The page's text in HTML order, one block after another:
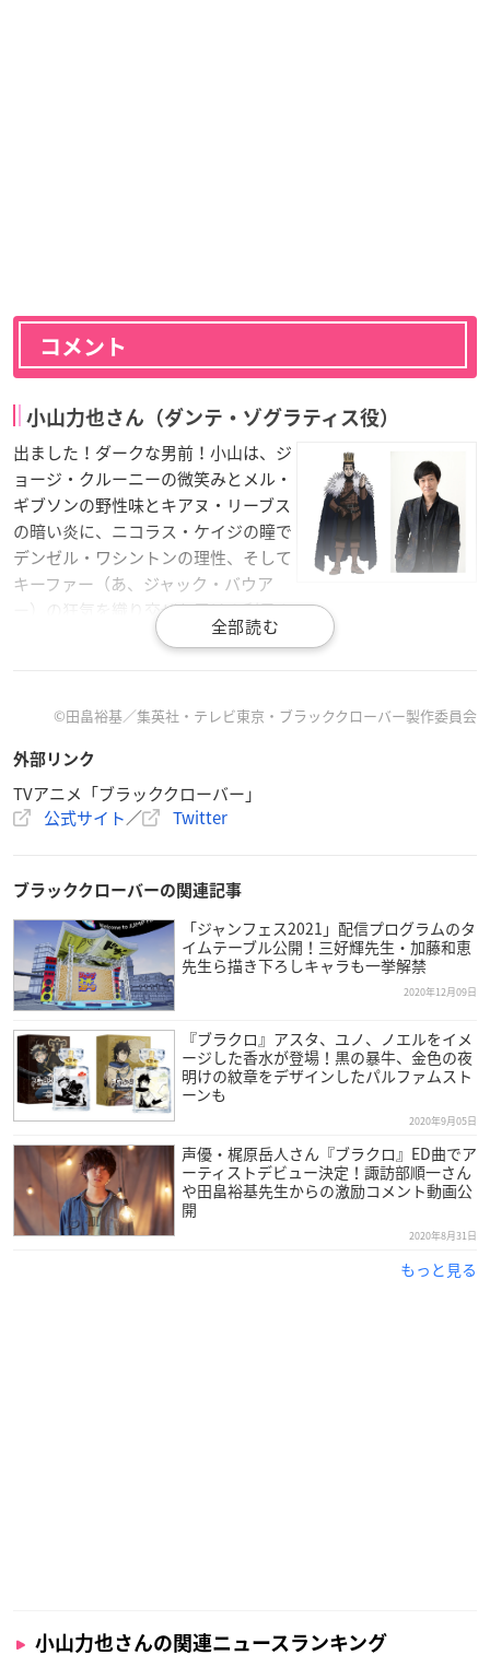
コメント
小山力也さん（ダンテ・ゾグラティス役）
出ました！ダークな男前！小山は、ジ
ョージ・クルーニーの微笑みとメル・
ギブソンの野性味とキアヌ・リーブス
の暗い炎に、ニコラス・ケイジの瞳で
デンゼル・ワシントンの理性、そして
キーファー（あ、ジャック・バウア
ー）の狂気を織り交ぜお届け！刮目！
ブラッククローバー
のオープニン
グテーマソングが出来ること、本当に
嬉しく思っています。
Grandeurはフランス語で壮大。とい
世界をこの手に。
など仲間と共に更なる世界に向け突き進む！！という気持ちが
込められています。
僕達Snow Manが歌うGrandeurを聞きながら、最高なブラック
クローバーの世界を堪能してください。
TREASURE「BEAUTIFUL」
TREASUREにとって日本デビューを前
に、初の日本オリジナル楽曲をエンデ
ィングテーマに起用頂き、とても光栄
です。
この楽曲はアニメのテーマでもある前
向きで、夢に向かって諦めない気持ちを表現しました。アニメ
梶原岳人（アスタ役）、島﨑信長（ユ
©田畠裕基／集英社・テレビ東京・ブラッククローバー製作委員会
外部リンク
TVアニメ「ブラッククローバー」
公式サイト／ Twitter
ブラッククローバーの関連記事
「ジャンフェス2021」配信プログラムのタ
イムテーブル公開！三好輝先生・加藤和恵
先生ら描き下ろしキャラも一挙解禁
2020年12月09日
『ブラクロ』アスタ、ユノ、ノエルをイメ
ージした香水が登場！黒の暴牛、金色の夜
明けの紋章をデザインしたパルファムスト
ーンも
2020年9月05日
声優・梶原岳人さん『ブラクロ』ED曲でア
ーティストデビュー決定！諏訪部順一さん
や田畠裕基先生からの激励コメント動画公
開
2020年8月31日
もっと見る
小山力也さんの関連ニュースランキング